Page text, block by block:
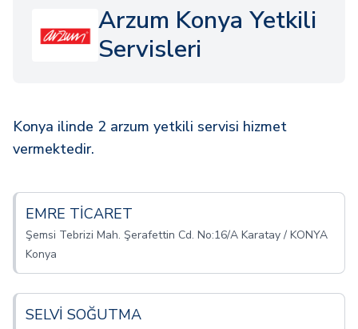
Arzum Konya Yetkili
Servisleri
Konya ilinde 2 arzum yetkili servisi hizmet
vermektedir.
EMRE TİCARET
Şemsi Tebrizi Mah. Şerafettin Cd. No:16/A Karatay / KONYA
Konya
SELVİ SOĞUTMA